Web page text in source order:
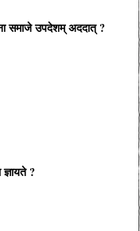
समाजे उपदेशम् अददात् ?
?